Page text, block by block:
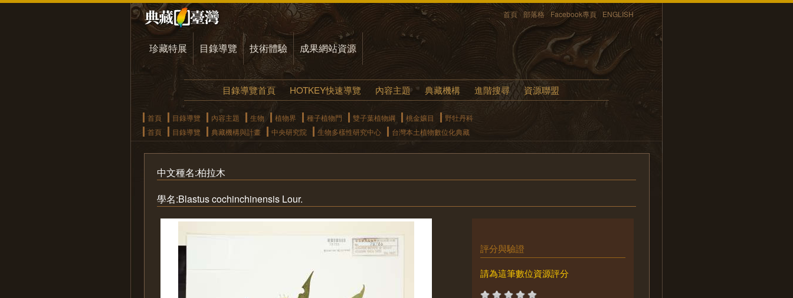
首頁 部落格 Facebook專頁 ENGLISH
珍藏特展 目錄導覽 技術體驗 成果網站資源
目錄導覽首頁 HOTKEY快速導覽 內容主題 典藏機構 進階搜尋 資源聯盟
首頁 目錄導覽 內容主題 生物 植物界 種子植物門 雙子葉植物綱 桃金孃目
野牡丹科
首頁
目錄導覽 典藏機構與計畫 中央研究院 生物多樣性研究中心 台灣本土植物數位化典藏
中文種名:柏拉木
學名:Blastus cochinchinensis Lour.
評分與驗證
請為這筆數位資源評分